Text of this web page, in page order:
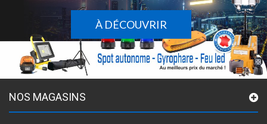
À DÉCOUVRIR
NOS MAGASINS